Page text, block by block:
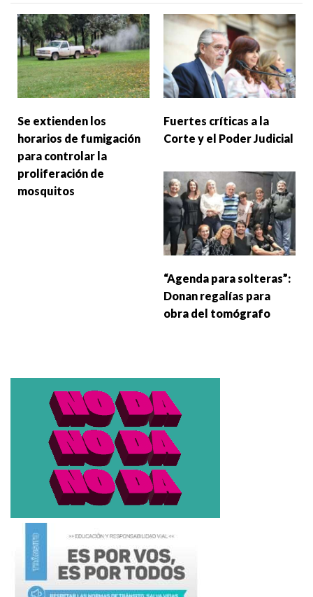
Se extienden los
horarios de fumigación
para controlar la
proliferación de
mosquitos
Fuertes críticas a la
Corte y el Poder Judicial
“Agenda para solteras”:
Donan regalías para
obra del tomógrafo